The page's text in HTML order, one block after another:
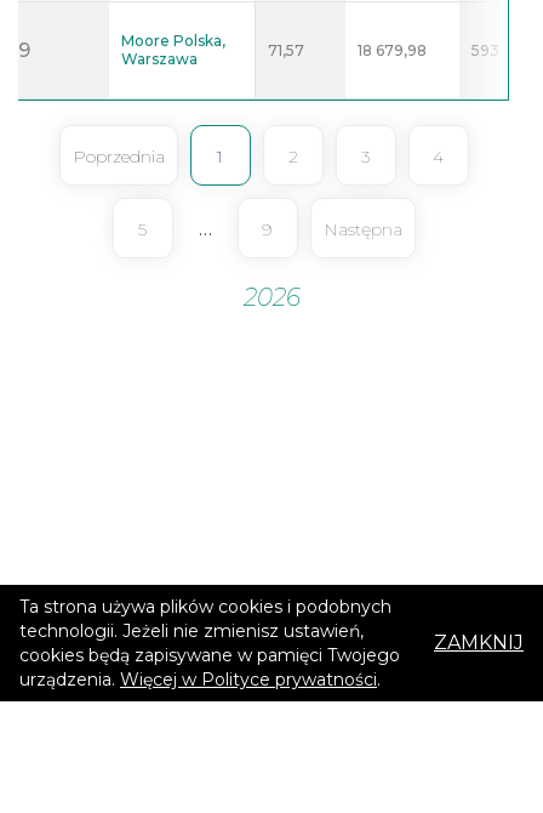
Ta strona używa plików cookies i podobnych
technologii. Jeżeli nie zmienisz ustawień,
cookies będą zapisywane w pamięci Twojego
urządzenia. Więcej w Polityce prywatności.
ZAMKNIJ